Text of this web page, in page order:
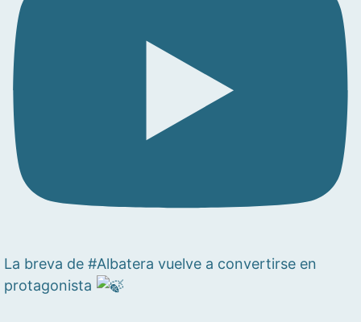
La breva de #Albatera vuelve a convertirse en
protagonista